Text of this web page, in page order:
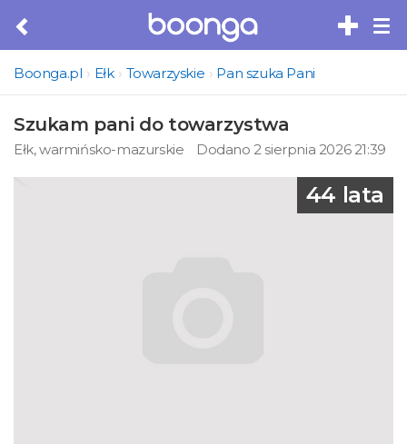
Boonga.pl
Ełk Towarzyskie Pan szuka Pani
Szukam pani do towarzystwa
Ełk, warmińsko-mazurskie Dodano 2 sierpnia 2026 21:39
44 lata